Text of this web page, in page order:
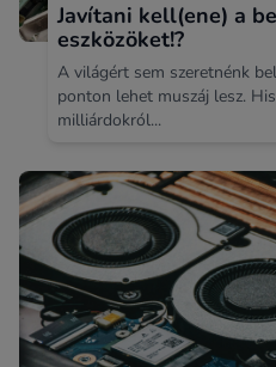
Javítani kell(ene) a
eszközöket!?
A világért sem szeretnénk
ponton lehet muszáj lesz.
milliárdokról...